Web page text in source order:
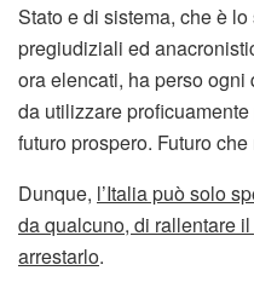
Stato e di sistema, che è
pregiudiziali ed
ora elencati, ha perso
da utilizzare
futuro prospero. Futuro
Dunque, l’Italia può solo
da qualcuno, di rallentare
arrestarlo.